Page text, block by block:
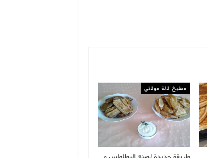
مطبخ لالة مولاتي